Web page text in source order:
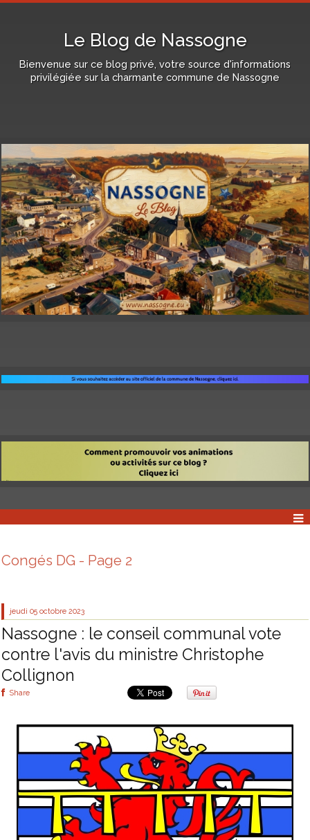
Le Blog de Nassogne
Bienvenue sur ce blog privé, votre source d'informations
privilégiée sur la charmante commune de Nassogne
Congés DG - Page 2
jeudi 05 octobre 2023
Nassogne : le conseil communal vote
contre l'avis du ministre Christophe
Collignon
Share